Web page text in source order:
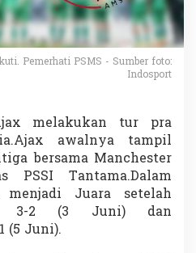
Pemerhati PSMS - Sumber foto:
Indosport
melakukan tur pra
awalnya tampil
bersama Manchester
Tantama.Dalam
Juara setelah
3-2 (3 Juni) dan
(5 Juni).